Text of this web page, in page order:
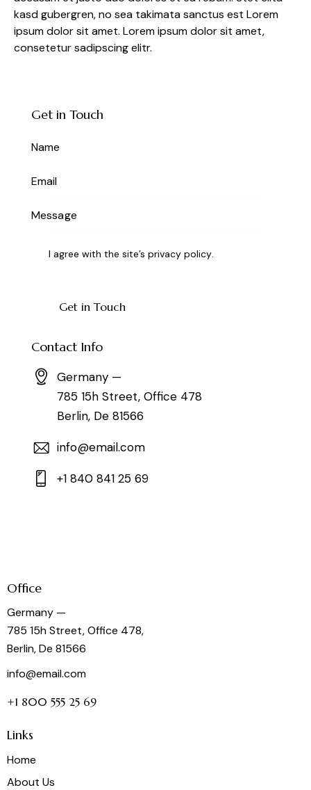
kasd gubergren, no sea takimata sanctus est Lorem
ipsum dolor sit amet. Lorem ipsum dolor sit amet,
consetetur sadipscing elitr.
Get in Touch
I agree with the site’sprivacy policy.
Contact Info
Germany —
785 15h Street, Office 478
Berlin, De 81566
info@email.com
+1 840 841 25 69
Office
Germany —
785 15h Street, Office 478,
Berlin, De 81566
info@email.com
+1 800 555 25 69
Links
Home
About Us